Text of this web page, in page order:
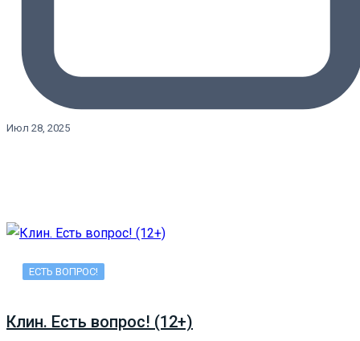
Июл 28, 2025
ЕСТЬ ВОПРОС!
Клин. Есть вопрос! (12+)